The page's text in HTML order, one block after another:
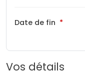
Date de fin
Vos détails